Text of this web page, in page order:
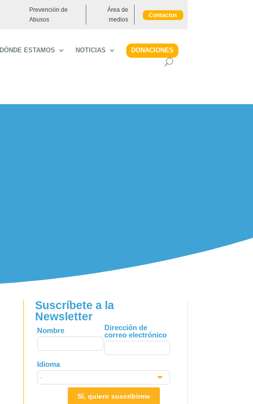
Prevención de
Abusos
Área de
medios
Contactos
DÓNDE ESTAMOS NOTICIAS DONACIONES
Suscríbete a la
Newsletter
Leave
this
field
blank
Nombre
Dirección de
correo electrónico
Idioma
Sí, quiero suscribirme